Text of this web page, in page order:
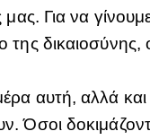
μας. Για να
αυτή, αλλά
Όσοι